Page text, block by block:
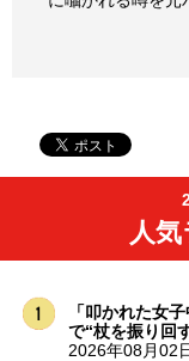
人
「叩かれた女
で“杖を振り回
2026年08月02